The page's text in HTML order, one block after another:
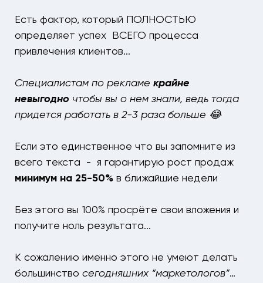
Есть фактор, который ПОЛНОСТЬЮ
определяет успех ВСЕГО процесса
привлечения клиентов...
Специалистам по рекламе крайне
невыгодно чтобы вы о нем знали, ведь тогда
придется работать в 2-3 раза больше 😂
Если это единственное что вы запомните из
всего текста - я гарантирую рост продаж
минимум на 25-50% в ближайшие недели
Без этого вы 100% просрёте свои вложения и
получите ноль результата...
К сожалению именно этого не умеют делать
большинство сегодняшних “маркетологов”…